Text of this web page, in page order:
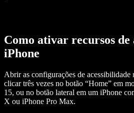
Como ativar recursos de
iPhone
Abrir as configurações de acessibilidade
clicar três vezes no botão “Home” em
15, ou no botão lateral em um iPhone
X ou iPhone Pro Max.